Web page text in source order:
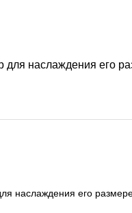
для наслаждения его
наслаждения его